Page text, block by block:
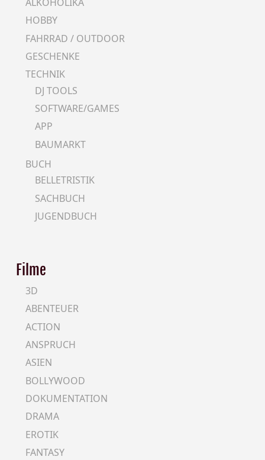
HOBBY
FAHRRAD / OUTDOOR
GESCHENKE
TECHNIK
DJ TOOLS
SOFTWARE/GAMES
APP
BAUMARKT
BUCH
BELLETRISTIK
SACHBUCH
JUGENDBUCH
Filme
3D
ABENTEUER
ACTION
ANSPRUCH
ASIEN
BOLLYWOOD
DOKUMENTATION
DRAMA
EROTIK
FANTASY